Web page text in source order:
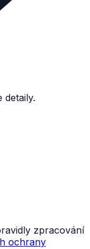
detaily.
zpracování
ochrany